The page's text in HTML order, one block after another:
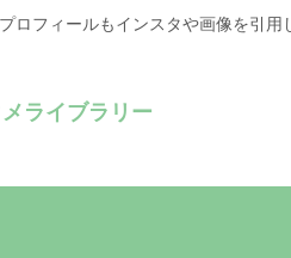
フィールもインスタや画像を引用
ライブラリー